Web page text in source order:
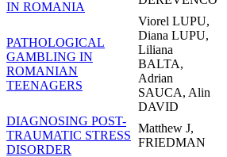
IN ROMANIA
PATHOLOGICAL
GAMBLING IN
ROMANIAN
TEENAGERS
Viorel LUPU,
Diana LUPU,
Liliana
BALTA,
Adrian
SAUCA, Alin
DAVID
DIAGNOSING POST-
TRAUMATIC STRESS
DISORDER
Matthew J,
FRIEDMAN